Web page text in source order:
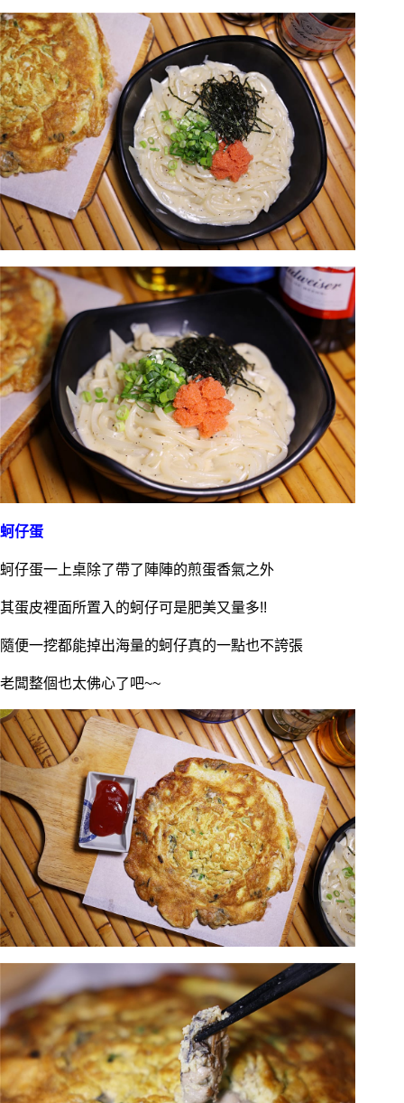
蚵仔蛋
蚵仔蛋一上桌除了帶了陣陣的煎蛋香氣之外
其蛋皮裡面所置入的蚵仔可是肥美又量多!!
隨便一挖都能掉出海量的蚵仔真的一點也不誇張
老闆整個也太佛心了吧~~